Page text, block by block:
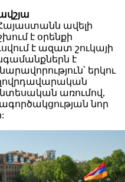
ավելի
է օրենքի
է ազատ շուկայի
է
երկու
առումով,
նոր